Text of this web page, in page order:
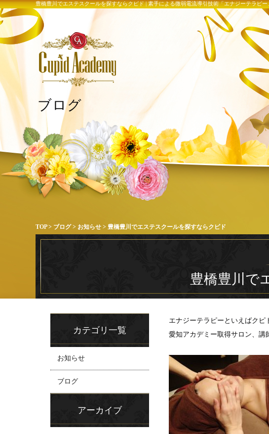
豊橋豊川でエステスクールを探すならクピド | 素手による微弱電流導引技術「エナジーテラピ
ブログ
TOP> ブログ> お知らせ > 豊橋豊川でエステスクールを探すならクピド
豊橋豊川で
エナジーテラピーといえばクピ
愛知アカデミー取得サロン、講
カテゴリ一覧
お知らせ
ブログ
アーカイブ